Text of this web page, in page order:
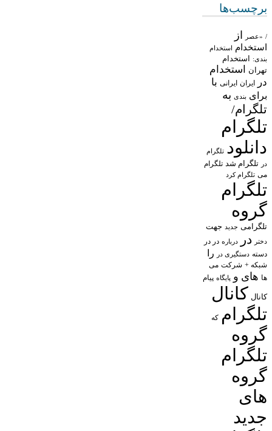
برچسب‌ها
/ «عصر از
استخدام استخدام
بندی: استخدام
تهران
استخدام
در
ایران ایرانی با
برای بندی به
تلگرام/
تلگرام
دانلود تلگرام
در تلگرام شد تلگرام
می تلگرام کرد
تلگرام
گروه
تلگرامی جدید جهت
دختر در درباره در در
دسته دستگیری در را
شبکه + شرکت می
ها های و پایگاه پیام
کانال کانال
تلگرام که
گروه
تلگرام
گروه
های
جدید